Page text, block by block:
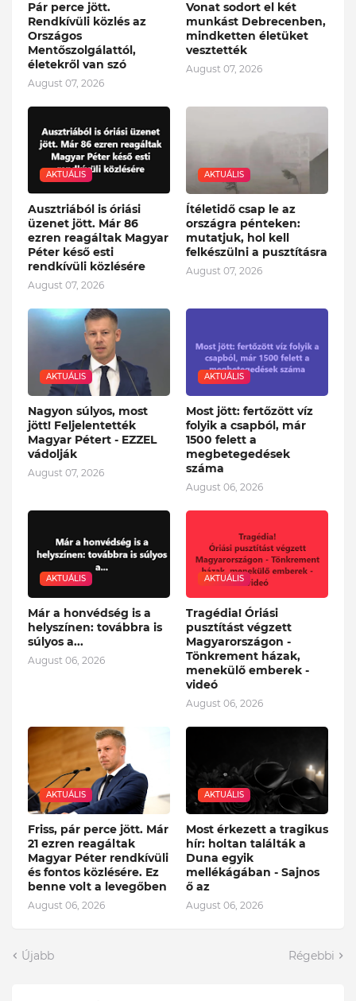
Pár perce jött.
Rendkívüli közlés az
Országos
Mentőszolgálattól,
életekről van szó
August 07, 2026
Vonat sodort el két
munkást Debrecenben,
mindketten életüket
vesztették
August 07, 2026
AKTUÁLIS
Ausztriából is óriási
üzenet jött. Már 86
ezren reagáltak Magyar
Péter késő esti
rendkívüli közlésére
August 07, 2026
AKTUÁLIS
Ítéletidő csap le az
országra pénteken:
mutatjuk, hol kell
felkészülni a pusztításra
August 07, 2026
AKTUÁLIS
Nagyon súlyos, most
jött! Feljelentették
Magyar Pétert - EZZEL
vádolják
August 07, 2026
AKTUÁLIS
Most jött: fertőzött víz
folyik a csapból, már
1500 felett a
megbetegedések
száma
August 06, 2026
AKTUÁLIS
Már a honvédség is a
helyszínen: továbbra is
súlyos a...
August 06, 2026
AKTUÁLIS
Tragédia! Óriási
pusztítást végzett
Magyarországon -
Tönkrement házak,
menekülő emberek -
videó
August 06, 2026
AKTUÁLIS
Friss, pár perce jött. Már
21 ezren reagáltak
Magyar Péter rendkívüli
és fontos közlésére. Ez
benne volt a levegőben
August 06, 2026
AKTUÁLIS
Most érkezett a tragikus
hír: holtan találták a
Duna egyik
mellékágában - Sajnos
ő az
August 06, 2026
Újabb Régebbi